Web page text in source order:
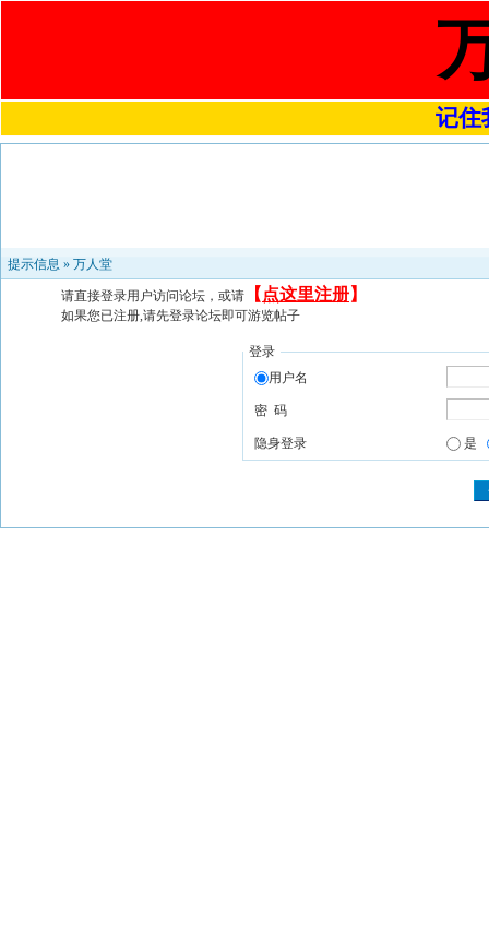
记住
提示信息 » 万人堂
请直接登录用户访问论坛，或请 【 点这里注册】
如果您已注册,请先登录论坛即可游览帖子
登录
用户名
密 码
隐身登录 是